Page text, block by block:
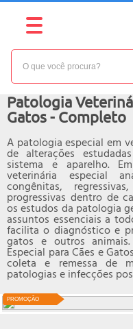
PROMOÇÃO
NÍVEL: AVANÇADO
Patologia
Gatos - Completo
A patologia especial em
de alterações
sistema e aparelho.
veterinária especial
congênitas,
progressivas dentro de
os estudos da patologia
assuntos essenciais a
facilita o diagnóstico e
gatos e outros
Especial para Cães e
coleta e remessa de
patologias e infecções